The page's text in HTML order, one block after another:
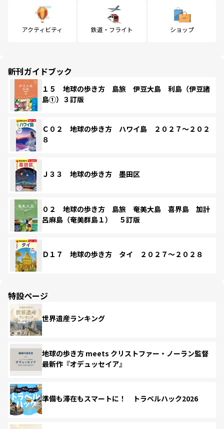
アクティビティ 鉄道・フライト ショップ
新刊ガイドブック
１５ 地球の歩き方 島旅 伊豆大島 利島（伊豆諸
島①）３訂版
Ｃ０２ 地球の歩き方 ハワイ島 ２０２７～２０２
８
Ｊ３３ 地球の歩き方 墨田区
０２ 地球の歩き方 島旅 奄美大島 喜界島 加計
呂麻島（奄美群島１） ５訂版
Ｄ１７ 地球の歩き方 タイ ２０２７～２０２８
特設ページ
世界遺産ランキング
地球の歩き方 meets クリストファー・ノーラン監督
最新作『オデュッセイア』
準備も滞在もスマートに！ トラベルハック2026